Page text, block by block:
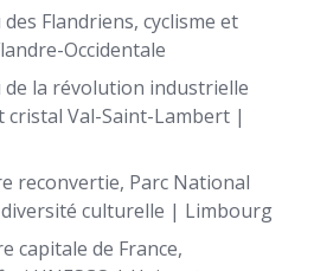
Flandriens, cyclisme et
Occidentale
de la révolution industrielle
cristal Val-Saint-Lambert |
reconvertie, Parc National
culturelle | Limbourg
capitale de France,